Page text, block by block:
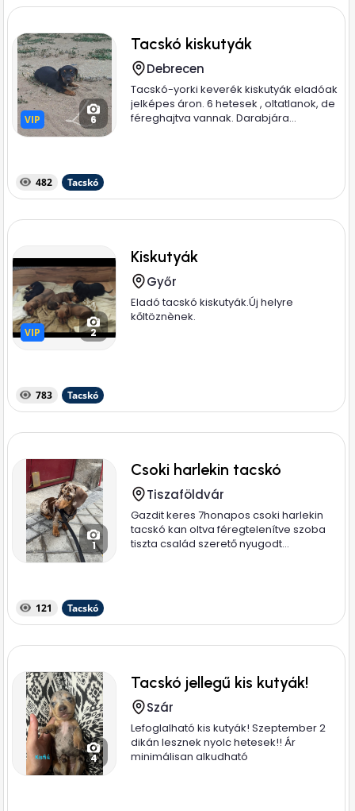
VIP
VIP 6
Tacskó kiskutyák
Debrecen
Tacskó-yorki keverék kiskutyák eladóak
jelképes áron. 6 hetesek , oltatlanok, de
féreghajtva vannak. Darabjára...
482 Tacskó
VIP
VIP 2
Kiskutyák
Győr
Eladó tacskó kiskutyák.Új helyre
kőltöznènek.
783 Tacskó
1
Csoki harlekin tacskó
Tiszaföldvár
Gazdit keres 7honapos csoki harlekin
tacskó kan oltva féregtelenítve szoba
tiszta család szerető nyugodt...
121 Tacskó
4
Tacskó jellegű kis kutyák!
Szár
Lefoglalható kis kutyák! Szeptember 2
dikán lesznek nyolc hetesek!! Ár
minimálisan alkudható